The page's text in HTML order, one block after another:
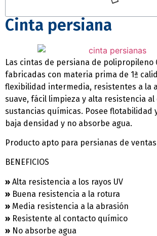
Cinta persiana
Las cintas de persiana de polipropileno
fabricadas con materia prima de 1ª
flexibilidad intermedia, resistentes a la
suave, fácil limpieza y alta resistencia
sustancias químicas. Posee flotabilidad
baja densidad y no absorbe agua.
Producto apto para persianas de
BENEFICIOS
» Alta resistencia a los rayos UV
» Buena resistencia a la rotura
» Media resistencia a la abrasión
» Resistente al contacto químico
» No absorbe agua